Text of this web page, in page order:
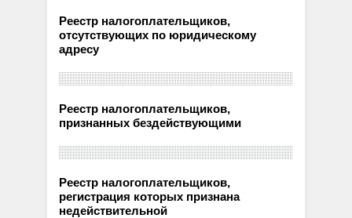
Реестр налогоплательщиков,
отсутствующих по юридическому
адресу
Реестр налогоплательщиков,
признанных бездействующими
Реестр налогоплательщиков,
регистрация которых признана
недействительной